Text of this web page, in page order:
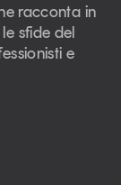
racconta in
sfide del
e